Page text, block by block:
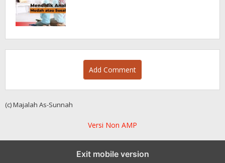
Add Comment
(c) Majalah As-Sunnah
Versi Non AMP
Exit mobile version